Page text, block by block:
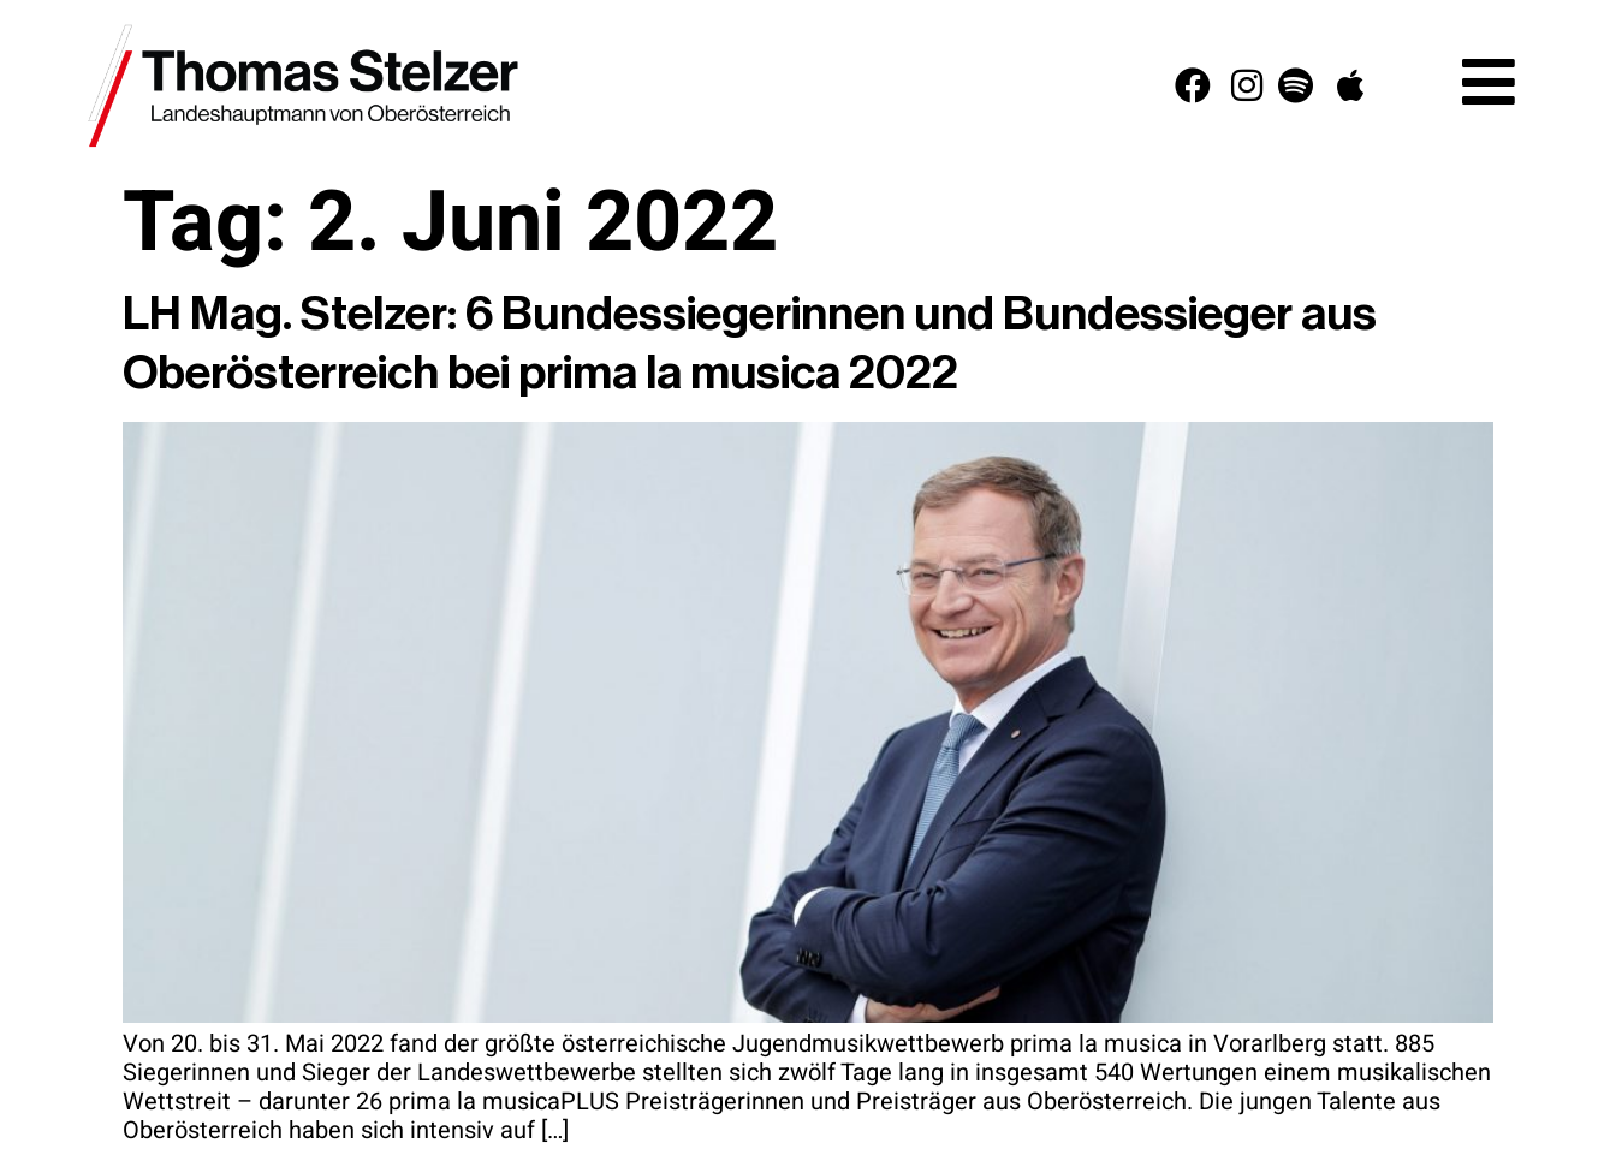
Tag: 2. Juni 2022
LH Mag. Stelzer: 6 Bundessiegerinnen und Bundessieger aus
Oberösterreich bei prima la musica 2022
Von 20. bis 31. Mai 2022 fand der größte österreichische Jugendmusikwettbewerb prima la musica in Vorarlberg statt. 885
Siegerinnen und Sieger der Landeswettbewerbe stellten sich zwölf Tage lang in insgesamt 540 Wertungen einem musikalischen
Wettstreit – darunter 26 prima la musicaPLUS Preisträgerinnen und Preisträger aus Oberösterreich. Die jungen Talente aus
Oberösterreich haben sich intensiv auf […]